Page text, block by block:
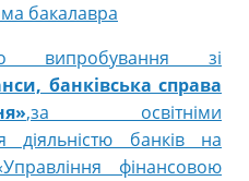
бакалавра
випробування зі
банківська справа
,за освітніми
діяльністю банків на
фінансовою